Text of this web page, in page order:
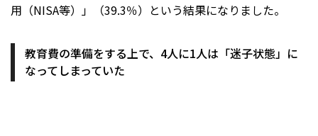
用（NISA等）」（39.3％）という結果になりました。
教育費の準備をする上で、4人に1人は「迷子状態」に
なってしまっていた